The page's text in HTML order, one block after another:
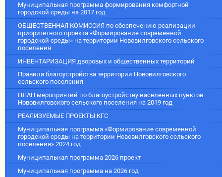
Муниципальная программа формирования комфортной
городской среды на 2017 год
ОБЩЕСТВЕННАЯ КОМИССИЯ по обеспечению реализации
приоритетного проекта «Формирование современной
городской среды» на территории Нововилговского сельского
поселения
ИНВЕНТАРИЗАЦИЯ дворовых и общественных территорий
Правила благоустройства территории Нововилговского
сельского поселения
ПЛАН мероприятий по благоустройству населенных пунктов
Нововилговского сельского поселения на 2019 год
РЕАЛИЗУЕМЫЕ ПРОЕКТЫ КГС
Муниципальная программа «Формирование современной
городской среды на территории Нововилговского сельского
поселения» 2024 год
Муниципальная программа 2026 проект
Муниципальная программа на 2026 год